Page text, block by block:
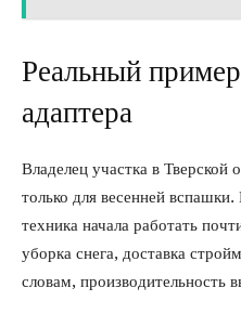
Реальный
адаптера
Владелец участка в Тверской
только для весенней
техника начала работать
уборка снега, доставка
словам, производительность